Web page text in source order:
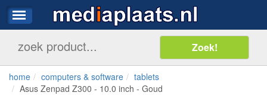
home computers & software
tablets
Asus Zenpad Z300 - 10.0 inch - Goud